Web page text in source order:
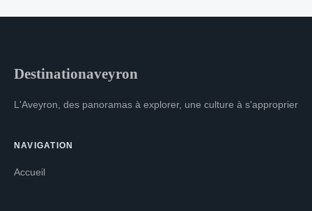
Destinationaveyron
L'Aveyron, des panoramas à explorer, une culture à s'approprier
NAVIGATION
Accueil